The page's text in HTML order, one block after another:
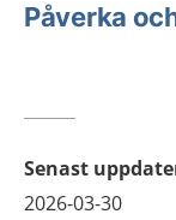
Påverka
Senast
2026-03-30